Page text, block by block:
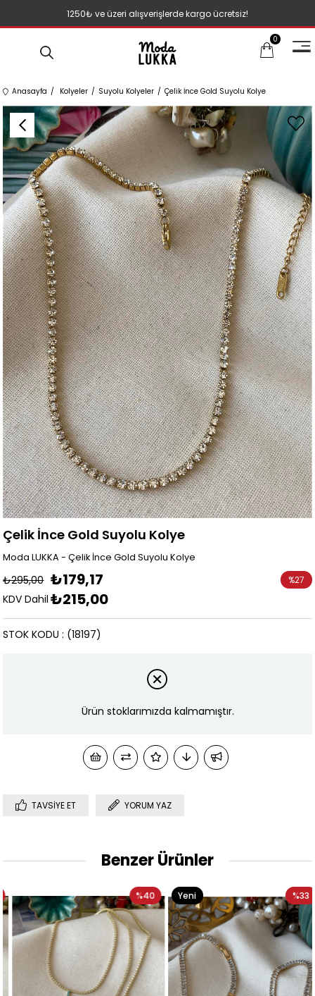
1250₺ ve üzeri alışverişlerde kargo ücretsiz!
0
Anasayfa Kolyeler Suyolu Kolyeler Çelik İnce Gold Suyolu Kolye
Çelik İnce Gold Suyolu Kolye
Moda LUKKA - Çelik İnce Gold Suyolu Kolye
₺295,00 ₺179,17
KDV Dahil ₺215,00
%27
(18197)
STOK KODU
Ürün stoklarımızda kalmamıştır.
TAVSIYE ET YORUM YAZ
Benzer Ürünler
%40 %33
Yeni
Ürün